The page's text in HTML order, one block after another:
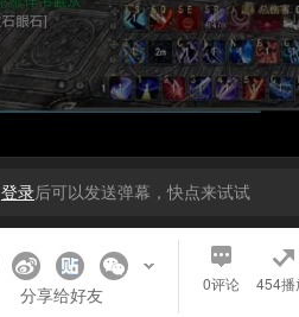
登录后可以发送弹幕，快点来试试
分享给好友 0评论 454播